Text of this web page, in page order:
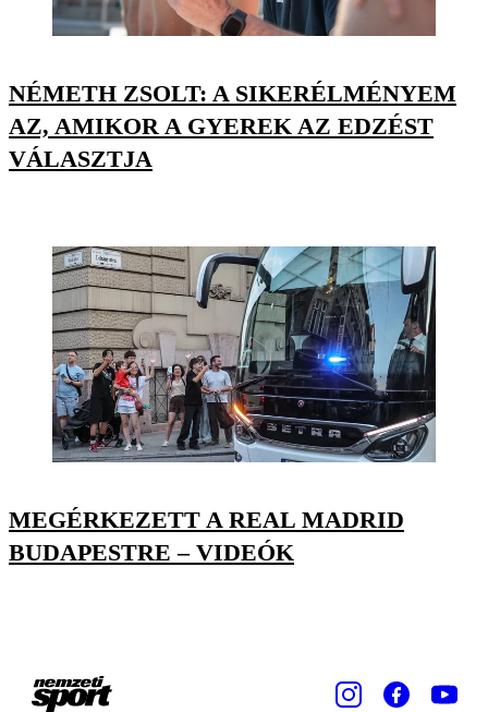
NÉMETH ZSOLT: A SIKERÉLMÉNYEM
AZ, AMIKOR A GYEREK AZ EDZÉST
VÁLASZTJA
MEGÉRKEZETT A REAL MADRID
BUDAPESTRE – VIDEÓK